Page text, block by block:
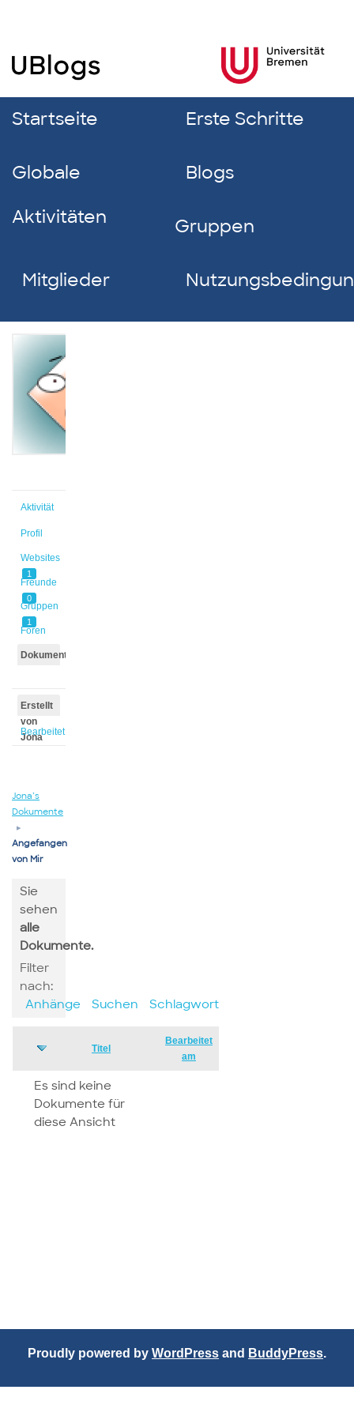
Startseite Erste Schritte
Globale
Aktivitäten
Blogs
Gruppen
Mitglieder
Aktivität
Profil
Websites
1
Freunde
0
Gruppen
1
Foren
Dokumente
Erstellt
von
Jona
Bearbeitet
Jona’s
Dokumente
▸
Angefangen
von Mir
Sie
sehen
alle
Dokumente.
Filter
nach:
Anhänge
Suchen Schlagwort
Has
Titel
Bearbeitet
am
Es sind keine
Dokumente für
diese Ansicht
Proudly powered by WordPress and BuddyPress.